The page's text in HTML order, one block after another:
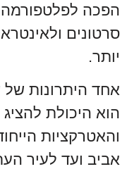
הפכה לפלטפורמה
סרטונים
יותר.
הוא היכולת
והאטרקציות
אביב ועד לעיר